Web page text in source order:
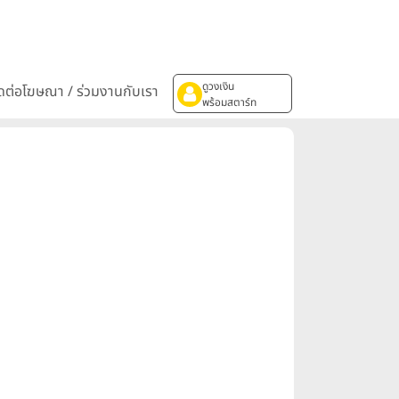
อโฆษณา / ร่วมงานกับเรา
ดูวงเงิน
พร้อมสตาร์ท